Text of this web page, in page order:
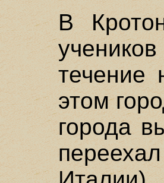
В
течение
этом
города